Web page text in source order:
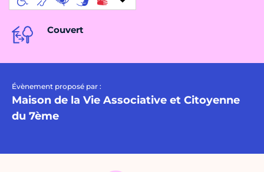
Couvert
Évènement proposé par :
Maison de la Vie Associative et Citoyenne
du 7ème